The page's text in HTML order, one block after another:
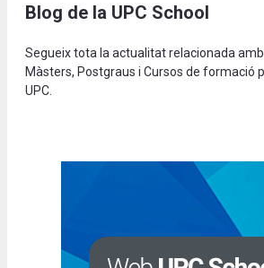
Blog de la UPC School
Segueix tota la actualitat relacionada
Màsters, Postgraus i Cursos de formació
UPC.